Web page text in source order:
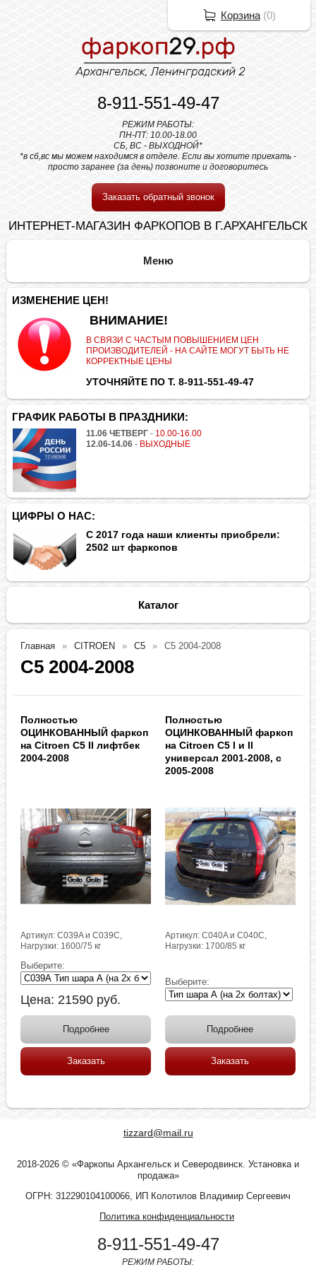
8-911-551-49-47
РЕЖИМ РАБОТЫ:
ПН-ПТ: 10.00-18.00
СБ, ВС - ВЫХОДНОЙ*
*в сб,вс мы можем находимся в отделе. Если вы хотите приехать -
просто заранее (за день) позвоните и договоритесь
Заказать обратный звонок
ИНТЕРНЕТ-МАГАЗИН ФАРКОПОВ В Г.АРХАНГЕЛЬСК
ИЗМЕНЕНИЕ ЦЕН!
ВНИМАНИЕ!
В СВЯЗИ С ЧАСТЫМ ПОВЫШЕНИЕМ ЦЕН
ПРОИЗВОДИТЕЛЕЙ - НА САЙТЕ МОГУТ БЫТЬ НЕ
КОРРЕКТНЫЕ ЦЕНЫ
УТОЧНЯЙТЕ ПО Т. 8-911-551-49-47
ГРАФИК РАБОТЫ В ПРАЗДНИКИ:
11.06 ЧЕТВЕРГ - 10.00-16.00
12.06-14.06 - ВЫХОДНЫЕ
ЦИФРЫ О НАС:
С 2017 года наши клиенты приобрели:
2502 шт фаркопов
Каталог
Главная CITROEN C5 C5 2004-2008
C5 2004-2008
Полностью
ОЦИНКОВАННЫЙ фаркоп
на Citroen C5 II лифтбек
2004-2008
Артикул: C039A и C039C,
Нагрузки: 1600/75 кг
Выберите:
Цена: 21590 руб.
Подробнее
Заказать
Полностью
ОЦИНКОВАННЫЙ фаркоп
на Citroen C5 I и II
универсал 2001-2008, с
2005-2008
Артикул: C040A и C040C,
Нагрузки: 1700/85 кг
Выберите:
Подробнее
Заказать
tizzard@mail.ru
2018-2026 © «Фаркопы Архангельск и Северодвинск. Установка и
продажа»
ОГРН: 312290104100066, ИП Колотилов Владимир Сергеевич
Политика конфиденциальности
8-911-551-49-47
РЕЖИМ РАБОТЫ:
Корзина(0)